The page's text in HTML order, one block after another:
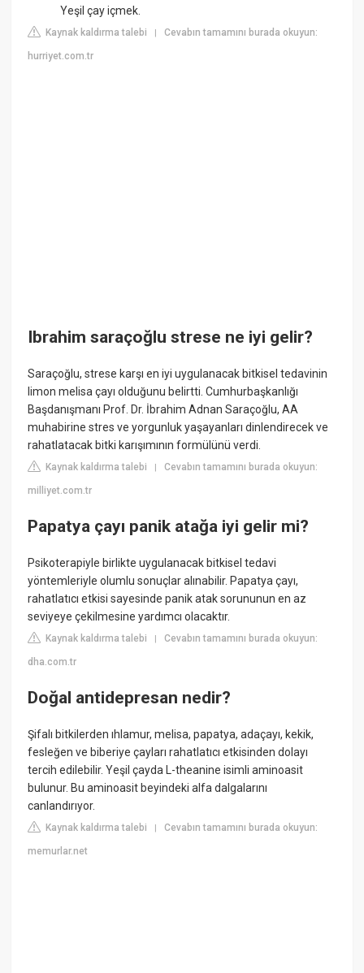
Yeşil çay içmek.
Kaynak kaldırma talebi |Cevabın tamamını burada okuyun:
hurriyet.com.tr
Ibrahim saraçoğlu strese ne iyi gelir?
Saraçoğlu, strese karşı en iyi uygulanacak bitkisel tedavinin
limon melisa çayı olduğunu belirtti. Cumhurbaşkanlığı
Başdanışmanı Prof. Dr. İbrahim Adnan Saraçoğlu, AA
muhabirine stres ve yorgunluk yaşayanları dinlendirecek ve
rahatlatacak bitki karışımının formülünü verdi.
Kaynak kaldırma talebi |Cevabın tamamını burada okuyun:
milliyet.com.tr
Papatya çayı panik atağa iyi gelir mi?
Psikoterapiyle birlikte uygulanacak bitkisel tedavi
yöntemleriyle olumlu sonuçlar alınabilir. Papatya çayı,
rahatlatıcı etkisi sayesinde panik atak sorununun en az
seviyeye çekilmesine yardımcı olacaktır.
Kaynak kaldırma talebi |Cevabın tamamını burada okuyun:
dha.com.tr
Doğal antidepresan nedir?
Şifalı bitkilerden ıhlamur, melisa, papatya, adaçayı, kekik,
fesleğen ve biberiye çayları rahatlatıcı etkisinden dolayı
tercih edilebilir. Yeşil çayda L-theanine isimli aminoasit
bulunur. Bu aminoasit beyindeki alfa dalgalarını
canlandırıyor.
Kaynak kaldırma talebi |Cevabın tamamını burada okuyun:
memurlar.net